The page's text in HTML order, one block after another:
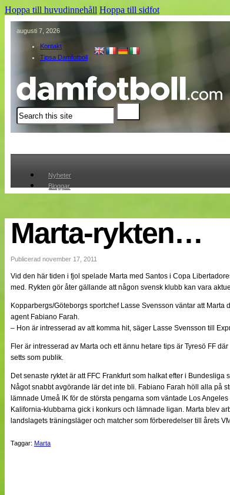
Hoppa till huvudinnehåll Hoppa till sidfot
augusti 7, 2026
Kontakt
Tipsa Damfotboll
Sök
Nyheter
Bloggar
Cuper
Medlemmar
Medlemsbilder
Om oss
Split vision
Nyheter
Bloggar
Webb-TV
Cuper
Medlemmar
Medlemsbilder
Till klubbkassan
Om oss
NÄTverket
Split vision
Marta-rykten…
Publicerad november 17, 2011
Vid den här tiden i fjol spelade Marta med Santos i Copa
med. Rykten gör åter gällande att någon svensk klubb kan vara
Kopparbergs/Göteborgs sportchef Lasse Svensson väntar att Marta
agent Fabiano Farah.
– Hon är intresserad av att komma hit, säger Lasse Svensson till
Fler är intresserad av Marta och ett ännu hetare tips är Tyresö FF
setts som publik.
Det senaste ryktet är att FFC Frankfurt som halkat efter i Bundesliga
Något snabbt avgörande lär det inte bli. Fabiano Farah höll alla på
lämnade Umeå IK för de största pengarna som väntade Los
Kalifornia-klubbarna gick i konkurs och lämnade ligan. Marta blev
landslagets träningsläger och matcher som förberedelser till årets
Taggar: Marta